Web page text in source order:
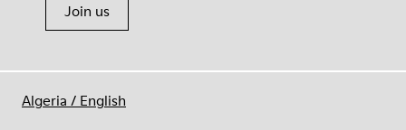
Join us
Algeria / English